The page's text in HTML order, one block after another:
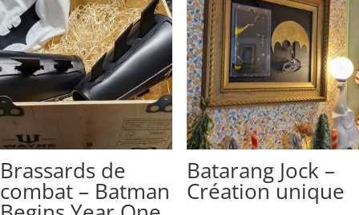
Brassards de
combat – Batman
Batarang Jock –
Création unique